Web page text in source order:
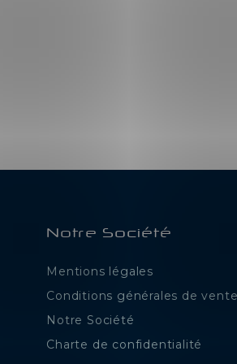
Notre Société
Mentions légales
Conditions générales de
Notre Société
Charte de confidentialité